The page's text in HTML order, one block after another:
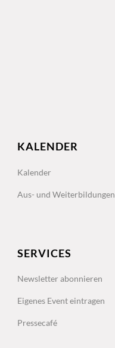
KALENDER
Kalender
Aus- und Weiterbildungen
SERVICES
Newsletter abonnieren
Eigenes Event eintragen
Pressecafé